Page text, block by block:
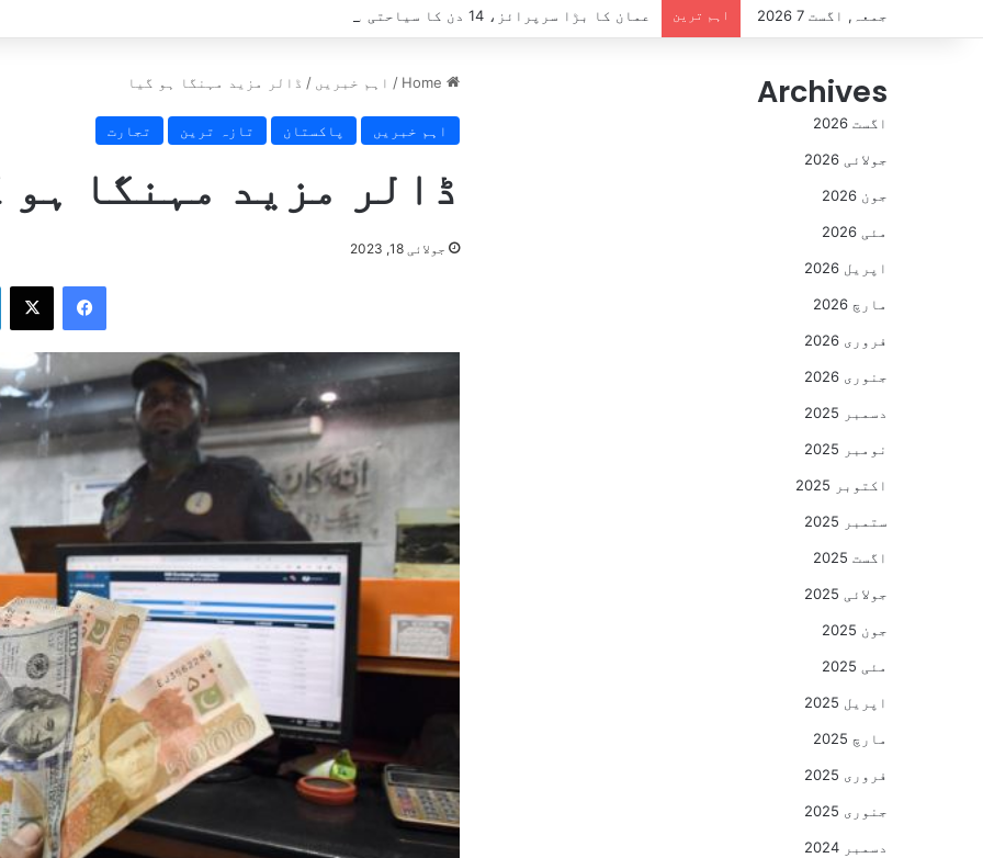
جمعہ, اگست 7 2026 اہم ترین عمان کا بڑا سرپرائز، 14 دن کا سیاحتی ویزا بالکل مفت، کون اہل ہے؟
/ اہم خبریں / ڈالر مزید مہنگا ہو گیا
اہم خبریں پاکستان تازہ ترین تجارت
ڈالر مزید مہنگا ہو
جولائی 18, 2023
Archives
اگست 2026
جولائی 2026
جون 2026
مئی 2026
اپریل 2026
مارچ 2026
فروری 2026
جنوری 2026
دسمبر 2025
نومبر 2025
اکتوبر 2025
ستمبر 2025
اگست 2025
جولائی 2025
جون 2025
مئی 2025
اپریل 2025
مارچ 2025
فروری 2025
جنوری 2025
دسمبر 2024